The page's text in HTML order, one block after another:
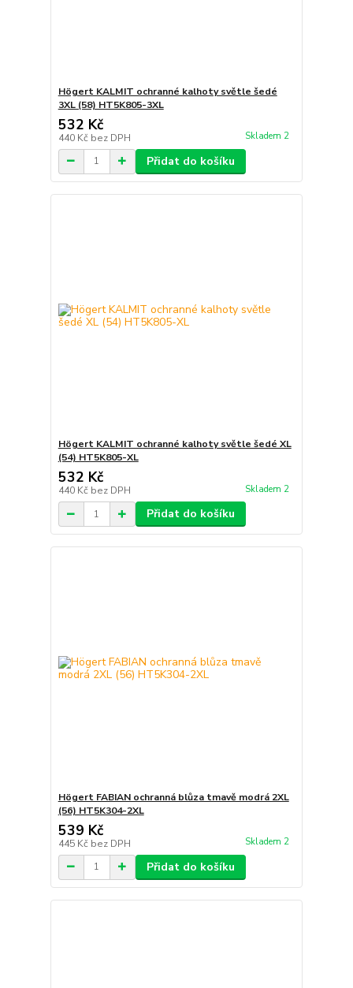
Högert KALMIT ochranné kalhoty světle šedé
3XL (58) HT5K805-3XL
532 Kč
440 Kč bez DPH Skladem 2
Přidat do košíku
Högert KALMIT ochranné kalhoty světle šedé XL
(54) HT5K805-XL
532 Kč
440 Kč bez DPH Skladem 2
Přidat do košíku
Högert FABIAN ochranná blůza tmavě modrá 2XL
(56) HT5K304-2XL
539 Kč
445 Kč bez DPH Skladem 2
Přidat do košíku